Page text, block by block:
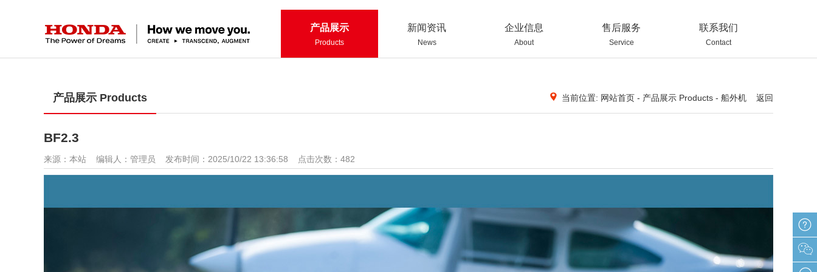
产品展示
Products
新闻资讯
News
企业信息
About
售后服务
Service
联系我们
Contact
产品展示 Products 返回
当前位置: 网站首页 - 产品展示 Products - 船外机
BF2.3
来源：本站 编辑人：管理员 发布时间：2025/10/22 13:36:58 点击次数： 482
在线